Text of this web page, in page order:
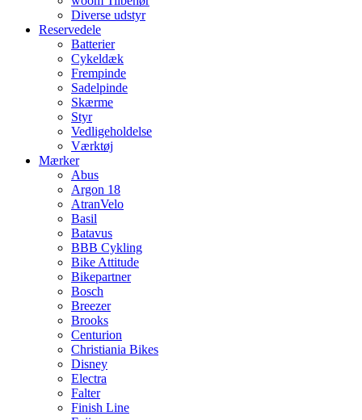
Diverse udstyr
Reservedele
Batterier
Cykeldæk
Frempinde
Sadelpinde
Skærme
Styr
Vedligeholdelse
Værktøj
Mærker
Abus
Argon 18
AtranVelo
Basil
Batavus
BBB Cykling
Bike Attitude
Bikepartner
Bosch
Breezer
Brooks
Centurion
Christiania Bikes
Disney
Electra
Falter
Finish Line